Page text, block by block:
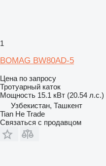
1
BOMAG BW80AD-5
Цена по запросу
Тротуарный каток
Мощность 15.1 кВт (20.54 л.с.)
Узбекистан, Ташкент
Tian He Trade
Связаться с продавцом